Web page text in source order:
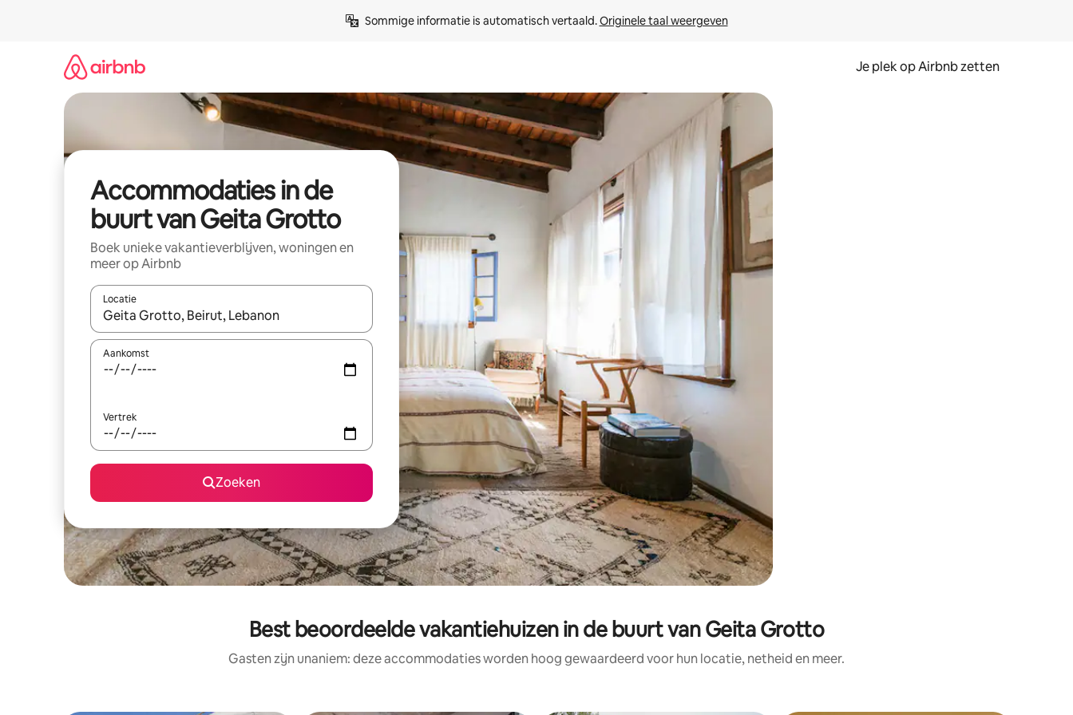
Sommige informatie is automatisch vertaald. Originele taal weergeven
Je plek op Airbnb zetten
Accommodaties in de
buurt van Geita Grotto
Boek unieke vakantieverblijven, woningen en
meer op Airbnb
Locatie
Wanneer er resultaten beschikbaar zijn, maak je een keuze met je de pijltjestoetsen omhoog en omlaag, óf door te tikken of swipen.
Aankomst
Vertrek
Zoeken
Best beoordeelde vakantiehuizen in de buurt van Geita Grotto
Gasten zijn unaniem: deze accommodaties worden hoog gewaardeerd voor hun locatie, netheid en meer.